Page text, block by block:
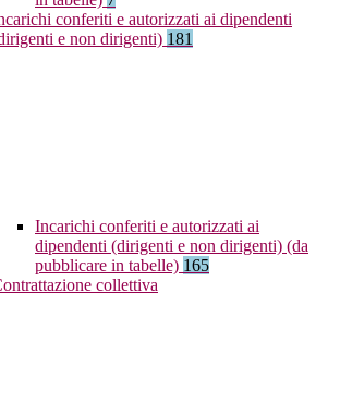
conferiti e autorizzati ai dipendenti
e non dirigenti) 181
Incarichi conferiti e autorizzati ai
dipendenti (dirigenti e non dirigenti) (da
pubblicare in tabelle) 165
collettiva